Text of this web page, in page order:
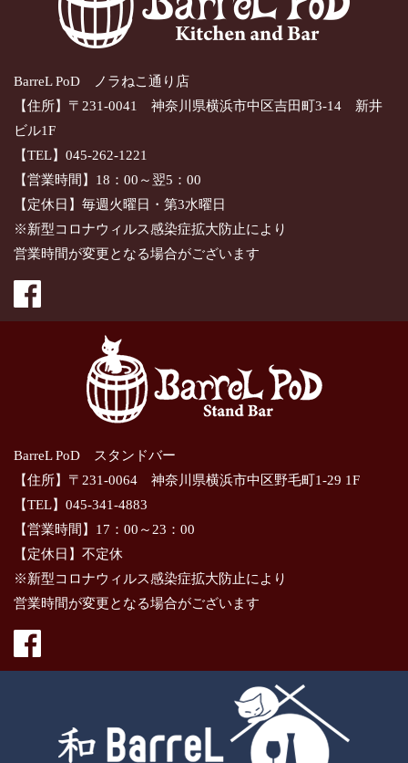
BarreL PoD ノラねこ通り店
【住所】〒231-0041 神奈川県横浜市中区吉田町3-14 新井
ビル1F
【TEL】045-262-1221
【営業時間】18：00～翌5：00
【定休日】毎週火曜日・第3水曜日
※新型コロナウィルス感染症拡大防止により
営業時間が変更となる場合がございます
BarreL PoD スタンドバー
【住所】〒231-0064 神奈川県横浜市中区野毛町1-29 1F
【TEL】045-341-4883
【営業時間】17：00～23：00
【定休日】不定休
※新型コロナウィルス感染症拡大防止により
営業時間が変更となる場合がございます